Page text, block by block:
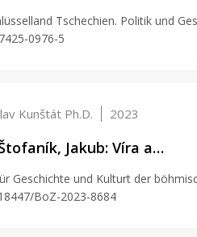
Tschechien. Politik und
0976-5
Kunštát Ph.D. 2023
Jakub: Víra a…
Geschichte und Kulturt der
BoZ-2023-8684